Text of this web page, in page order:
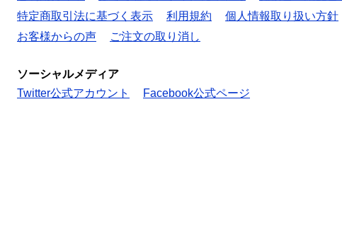
特定商取引法に基づく表示
利用規約 個人情報取り扱い方針
お客様からの声
ご注文の取り消し
ソーシャルメディア
Twitter公式アカウント
Facebook公式ページ